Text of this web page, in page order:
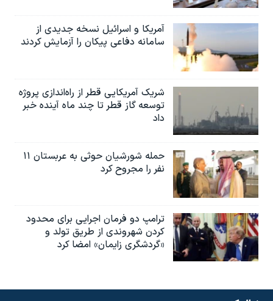
آمریکا و اسرائیل نسخه جدیدی از
سامانه دفاعی پیکان را آزمایش کردند
شریک آمریکایی قطر از راه‌اندازی پروژه
توسعه گاز قطر تا چند ماه آینده خبر
داد
حمله شورشیان حوثی به عربستان ۱۱
نفر را مجروح کرد
ترامپ دو فرمان اجرایی برای محدود
کردن شهروندی از طریق تولد و
«گردشگری زایمان» امضا کرد